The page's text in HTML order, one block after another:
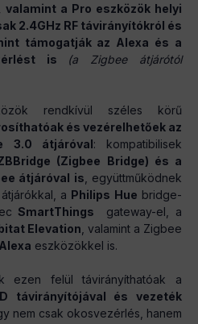
a Pro eszközök helyi
2.4GHz RF távirányítókról és
támogatják az Alexa és a
is (a Zigbee átjárótól
rendkívül széles körű
és vezérelhetőek az
3.0 átjáróval: kompatibilisek
(Zigbee Bridge) és a
átjáróval is , együttműködnek
a Philips Hue bridge-
SmartThings gateway-el, a
Elevation , valamint a Zigbee
eszközökkel is.
ezen felül távirányíthatóak a
távirányítójával és vezeték
nem csak okosvezérlés, hanem